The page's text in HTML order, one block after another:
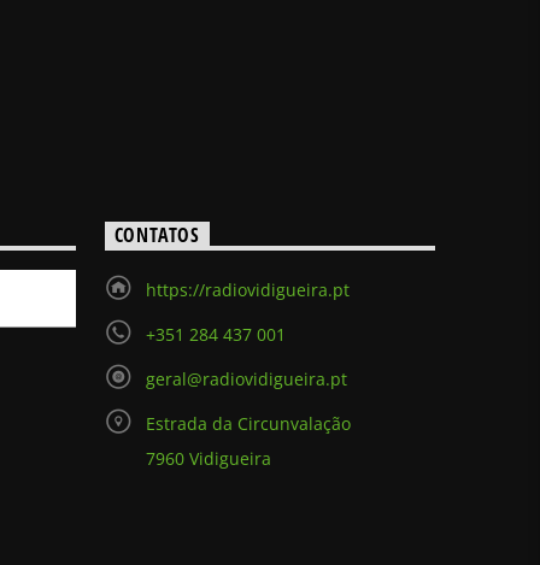
CONTATOS
https://radiovidigueira.pt
+351 284 437 001
geral@radiovidigueira.pt
Estrada da Circunvalação
7960 Vidigueira